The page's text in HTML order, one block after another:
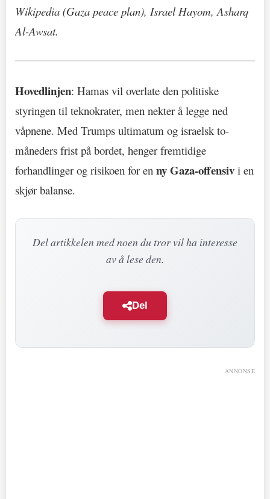
Wikipedia (Gaza peace plan), Israel Hayom, Asharq
Al-Awsat.
Hovedlinjen: Hamas vil overlate den politiske
styringen til teknokrater, men nekter å legge ned
våpnene. Med Trumps ultimatum og israelsk to-
måneders frist på bordet, henger fremtidige
forhandlinger og risikoen for en ny Gaza-offensiv i en
skjør balanse.
Del artikkelen med noen du tror vil ha interesse
av å lese den.
Del
ANNONSE